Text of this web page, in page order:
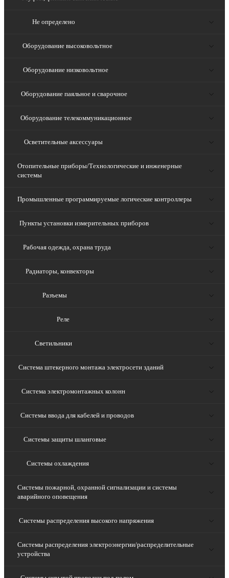
Не определено
Оборудование высоковольтное
Оборудование низковольтное
Оборудование паяльное и сварочное
Оборудование телекоммуникационное
Осветительные аксессуары
Отопительные приборы/Технологические и инженерные
системы
Промышленные программируемые логические контроллеры
Пункты установки измерительных приборов
Рабочая одежда, охрана труда
Радиаторы, конвекторы
Разъемы
Реле
Светильники
Система штекерного монтажа электросети зданий
Система электромонтажных колонн
Системы ввода для кабелей и проводов
Системы защиты шланговые
Системы охлаждения
Системы пожарной, охранной сигнализации и системы
аварийного оповещения
Системы распределения высокого напряжения
Системы распределения электроэнергии/распределительные
устройства